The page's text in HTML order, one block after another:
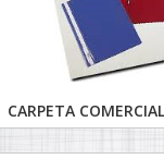
CARPETA